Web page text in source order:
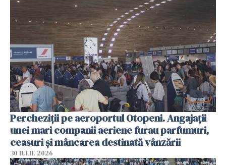
Percheziții pe aeroportul Otopeni. Angajații
unei mari companii aeriene furau parfumuri,
ceasuri și mâncarea destinată vânzării
30 IULIE 2026